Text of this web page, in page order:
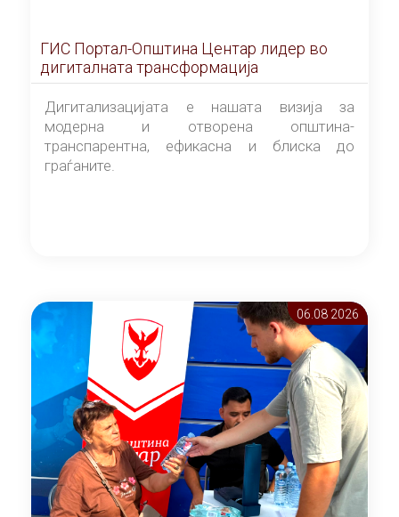
ГИС Портал-Општина Центар лидер во
дигиталната трансформација
Дигитализацијата е нашата визија за
модерна и отворена општина-
транспарентна, ефикасна и блиска до
граѓаните.
06.08 2026